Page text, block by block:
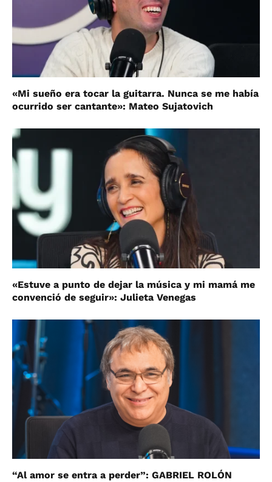
«Mi sueño era tocar la guitarra. Nunca se me había
ocurrido ser cantante»: Mateo Sujatovich
«Estuve a punto de dejar la música y mi mamá me
convenció de seguir»: Julieta Venegas
“Al amor se entra a perder”: GABRIEL ROLÓN